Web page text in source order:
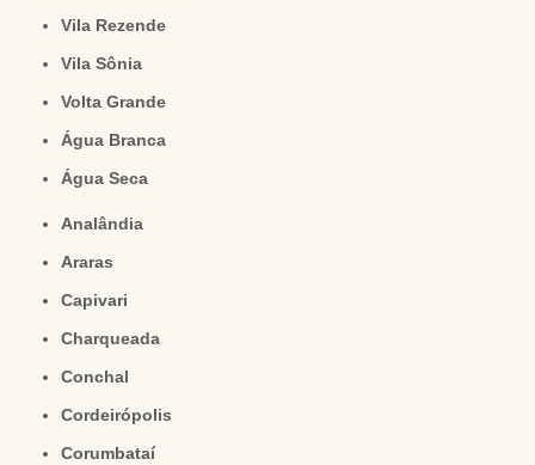
Vila Rezende
Vila Sônia
Volta Grande
Água Branca
Água Seca
Analândia
Araras
Capivari
Charqueada
Conchal
Cordeirópolis
Corumbataí